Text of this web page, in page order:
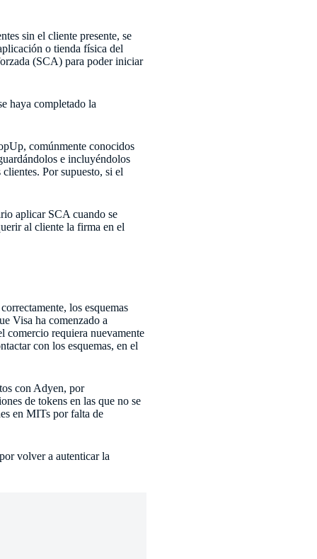
sin el cliente presente, se
o tienda física del
(SCA) para poder iniciar
haya completado la
comúnmente conocidos
e incluyéndolos
Por supuesto, si el
aplicar SCA cuando se
al cliente la firma en el
los esquemas
Visa ha comenzado a
comercio requiera nuevamente
con los esquemas, en el
con Adyen, por
de tokens en las que no se
en MITs por falta de
volver a autenticar la